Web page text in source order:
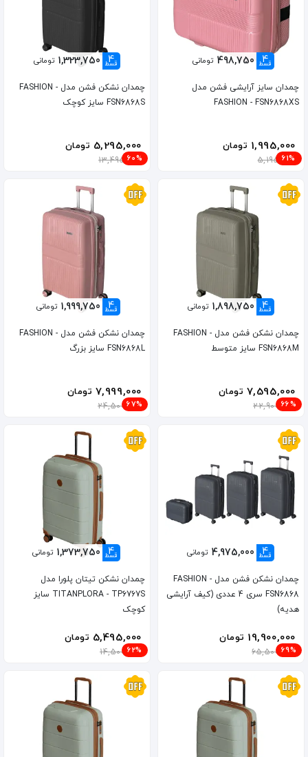
4
قسط 498,750 تومانی
چمدان سایز آرایشی فشن مدل
FASHION - FSN6868XS
1,995,000 تومان
5,195,000
61%
4
قسط 1,323,750 تومانی
چمدان نشکن فشن مدل FASHION -
FSN6868S سایز کوچک
5,295,000 تومان
13,495,000
60%
4
قسط 1,898,750 تومانی
چمدان نشکن فشن مدل FASHION -
FSN6868M سایز متوسط
7,595,000 تومان
22,900,000
66%
4
قسط 1,999,750 تومانی
چمدان نشکن فشن مدل FASHION -
FSN6868L سایز بزرگ
7,999,000 تومان
24,500,000
67%
4
قسط 4,975,000 تومانی
چمدان نشکن فشن مدل FASHION -
FSN6868 سری 4 عددی (کیف آرایشی
هدیه)
19,900,000 تومان
65,500,000
69%
4
قسط 1,373,750 تومانی
چمدان نشکن تیتان پلورا مدل
TITANPLORA - TP6767S سایز
کوچک
5,495,000 تومان
14,500,000
62%